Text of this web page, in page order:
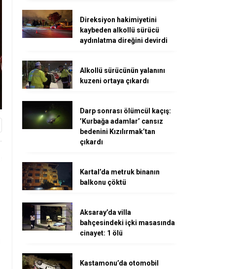
Direksiyon hakimiyetini
kaybeden alkollü sürücü
aydınlatma direğini devirdi
Alkollü sürücünün yalanını
kuzeni ortaya çıkardı
Darp sonrası ölümcül kaçış:
’Kurbağa adamlar’ cansız
bedenini Kızılırmak’tan
çıkardı
Kartal’da metruk binanın
balkonu çöktü
Aksaray’da villa
bahçesindeki içki masasında
cinayet: 1 ölü
Kastamonu’da otomobil